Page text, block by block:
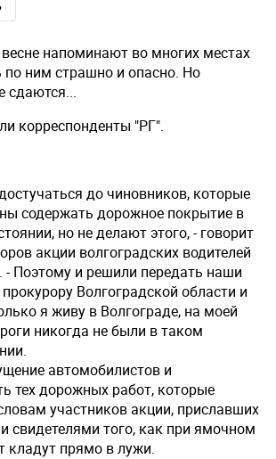
напоминают во многих местах
по ним страшно и опасно. Но
сдаются...
корреспонденты "РГ".
до чиновников, которые
содержать дорожное покрытие в
но не делают этого, - говорит
акции волгоградских водителей
- Поэтому и решили передать наши
Волгоградской области и
я живу в Волгограде, на моей
никогда не были в таком
автомобилистов и
тех дорожных работ, которые
участников акции, приславших
свидетелями того, как при ямочном
кладут прямо в лужи.